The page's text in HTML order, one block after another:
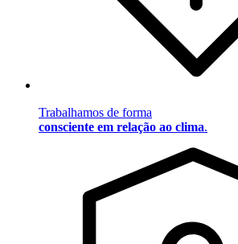
Trabalhamos de forma
consciente em relação ao clima.